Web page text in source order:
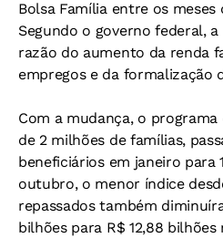
Bolsa Família entre os
Segundo o governo federal,
razão do aumento da renda
empregos e da formalização
Com a mudança, o
de 2 milhões de famílias,
beneficiários em janeiro para
outubro, o menor índice
repassados também
bilhões para R$ 12,88